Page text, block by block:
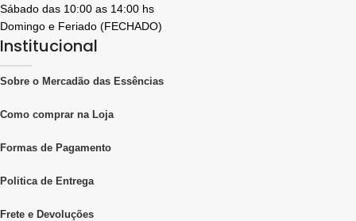
Sábado das 10:00 as 14:00 hs
Domingo e Feriado (FECHADO)
Institucional
Sobre o Mercadão das Essências
Como comprar na Loja
Formas de Pagamento
Politica de Entrega
Frete e Devoluções